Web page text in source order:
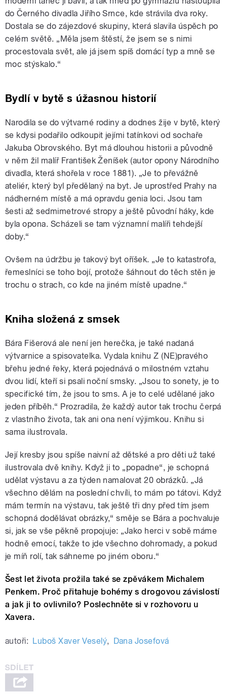
do Černého divadla Jiřího Srnce, kde strávila dva roky.
Dostala se do zájezdové skupiny, která slavila úspěch po
celém světě. „Měla jsem štěstí, že jsem se s nimi
procestovala svět, ale já jsem spíš domácí typ a mně se
moc stýskalo.“
Bydlí v bytě s úžasnou historií
Narodila se do výtvarné rodiny a dodnes žije v bytě, který
se kdysi podařilo odkoupit jejími tatínkovi od sochaře
Jakuba Obrovského. Byt má dlouhou historii a původně
v něm žil malíř František Ženíšek (autor opony Národního
divadla, která shořela v roce 1881). „Je to převážně
ateliér, který byl předělaný na byt. Je uprostřed Prahy na
nádherném místě a má opravdu genia loci. Jsou tam
šesti až sedmimetrové stropy a ještě původní háky, kde
byla opona. Scházeli se tam významní malíři tehdejší
doby.“
Ovšem na údržbu je takový byt oříšek. „Je to katastrofa,
řemeslníci se toho bojí, protože šáhnout do těch stěn je
trochu o strach, co kde na jiném místě upadne.“
Kniha složená z smsek
Bára Fišerová ale není jen herečka, je také nadaná
výtvarnice a spisovatelka. Vydala knihu Z (NE)pravého
břehu jedné řeky, která pojednává o milostném vztahu
dvou lidí, kteří si psali noční smsky. „Jsou to sonety, je to
specifické tím, že jsou to sms. A je to celé udělané jako
jeden příběh.“ Prozradila, že každý autor tak trochu čerpá
z vlastního života, tak ani ona není výjimkou. Knihu si
sama ilustrovala.
Její kresby jsou spíše naivní až dětské a pro děti už také
ilustrovala dvě knihy. Když ji to „popadne“, je schopná
udělat výstavu a za týden namalovat 20 obrázků. „Já
všechno dělám na poslední chvíli, to mám po tátovi. Když
mám termín na výstavu, tak ještě tři dny před tím jsem
schopná dodělávat obrázky,“ směje se Bára a pochvaluje
si, jak se vše pěkně propojuje: „Jako herci v sobě máme
hodně emocí, takže to jde všechno dohromady, a pokud
je míň rolí, tak sáhneme po jiném oboru.“
Šest let života prožila také se zpěvákem Michalem
Penkem. Proč přitahuje bohémy s drogovou závislostí
a jak ji to ovlivnilo? Poslechněte si v rozhovoru u
Xavera.
autoři: Luboš Xaver Veselý, Dana Josefová